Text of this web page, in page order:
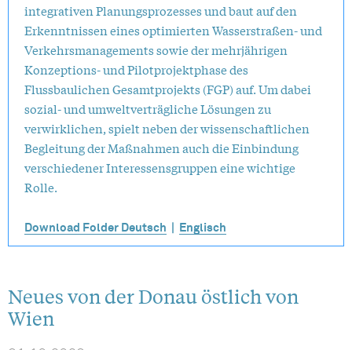
integrativen Planungsprozesses und baut auf den
Erkenntnissen eines optimierten Wasserstraßen- und
Verkehrsmanagements sowie der mehrjährigen
Konzeptions- und Pilotprojektphase des
Flussbaulichen Gesamtprojekts (FGP) auf. Um dabei
sozial- und umweltverträgliche Lösungen zu
verwirklichen, spielt neben der wissenschaftlichen
Begleitung der Maßnahmen auch die Einbindung
verschiedener Interessensgruppen eine wichtige
Rolle.
Download Folder Deutsch Englisch
Neues von der Donau östlich von
Wien